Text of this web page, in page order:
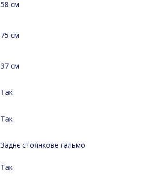
58 см
75 см
37 см
Так
Так
Заднє стоянкове гальмо
Так